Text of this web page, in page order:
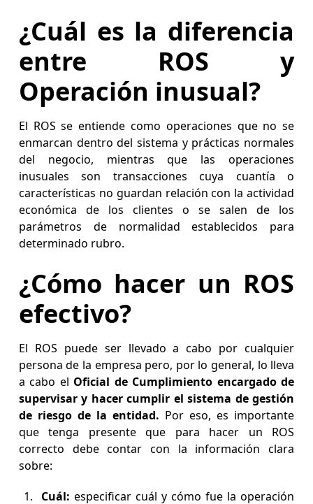
¿Cuál es la diferencia
entre ROS y
Operación inusual?
El ROS se entiende como operaciones que no se
enmarcan dentro del sistema y prácticas normales
del negocio, mientras que las operaciones
inusuales son transacciones cuya cuantía o
características no guardan relación con la actividad
económica de los clientes o se salen de los
parámetros de normalidad establecidos para
determinado rubro.
¿Cómo hacer un ROS
efectivo?
El ROS puede ser llevado a cabo por cualquier
persona de la empresa pero, por lo general, lo lleva
a cabo el Oficial de Cumplimiento encargado de
supervisar y hacer cumplir el sistema de gestión
de riesgo de la entidad. Por eso, es importante
que tenga presente que para hacer un ROS
correcto debe contar con la información clara
sobre:
Cuál: especificar cuál y cómo fue la operación